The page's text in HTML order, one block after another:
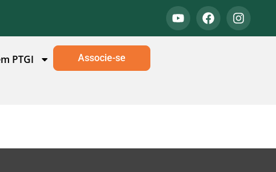
PTGI Associe-se